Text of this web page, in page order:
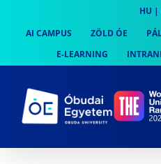
content
HU |
AI CAMPUS
ZÖLD ÓE
E-LEARNING